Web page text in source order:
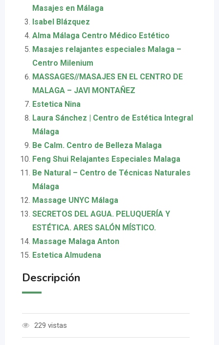
Masajes en Málaga
Isabel Blázquez
Alma Málaga Centro Médico Estético
Masajes relajantes especiales Malaga –
Centro Milenium
MASSAGES//MASAJES EN EL CENTRO DE
MALAGA – JAVI MONTAÑEZ
Estetica Nina
Laura Sánchez | Centro de Estética Integral
Málaga
Be Calm. Centro de Belleza Malaga
Feng Shui Relajantes Especiales Malaga
Be Natural – Centro de Técnicas Naturales
Málaga
Massage UNYC Málaga
SECRETOS DEL AGUA. PELUQUERÍA Y
ESTÉTICA. ARES SALÓN MÍSTICO.
Massage Malaga Anton
Estetica Almudena
Descripción
229 vistas